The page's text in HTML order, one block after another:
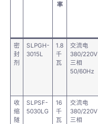
率
密
封
剂
SLPGH-
3015L
1.8
千
瓦
交流电
380/220V
三相
50/60Hz
收
缩
隧
SLPSF-
5030LG
16
千
瓦
交流电
380/220V
三相